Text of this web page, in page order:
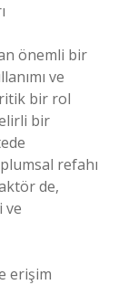
önemli bir
ve
bir rol
bir
refahı
de,
ve
erişim